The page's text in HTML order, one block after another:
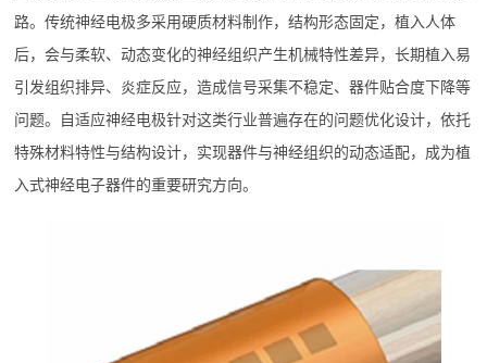
路。传统神经电极多采用硬质材料制作，结构形态固定，植入人体
后，会与柔软、动态变化的神经组织产生机械特性差异，长期植入易
引发组织排异、炎症反应，造成信号采集不稳定、器件贴合度下降等
问题。自适应神经电极针对这类行业普遍存在的问题优化设计，依托
特殊材料特性与结构设计，实现器件与神经组织的动态适配，成为植
入式神经电子器件的重要研究方向。